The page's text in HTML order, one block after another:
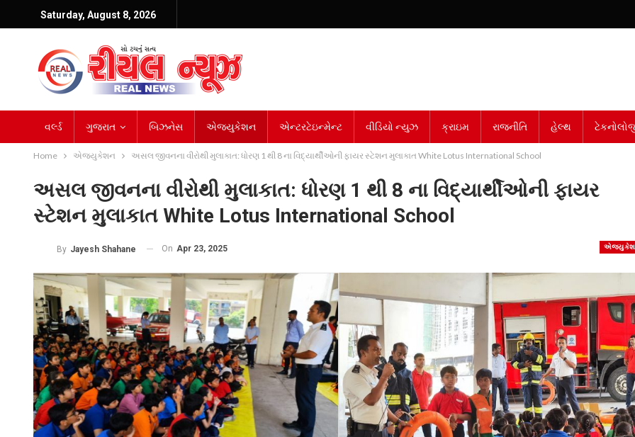
Saturday, August 8, 2026
વર્લ્ડ ગુજરાત બિઝનેસ એજ્યુકેશન એન્ટરટેઇન્મેન્ટ વીડિયો ન્યુઝ ક્રાઇમ રાજનીતિ હેલ્થ
Home એજ્યુકેશન અસલ જીવનના વીરોથી મુલાકાત: ધોરણ 1 થી 8 ના વિદ્યાર્થીઓની ફાયર સ્ટેશન મુલાકાત White Lotus International School
અસલ જીવનના વીરોથી મુલાકાત: ધોરણ 1 થી 8 ના વિદ્યાર્થીઓની ફાયર
સ્ટેશન મુલાકાત White Lotus International School
By Jayesh Shahane On Apr 23, 2025